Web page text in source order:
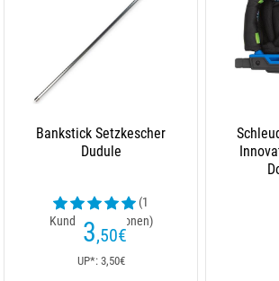
Bankstick Setzkescher
Dudule
(1
Kundenrezensionen)
3,50€
UP*: 3,50€